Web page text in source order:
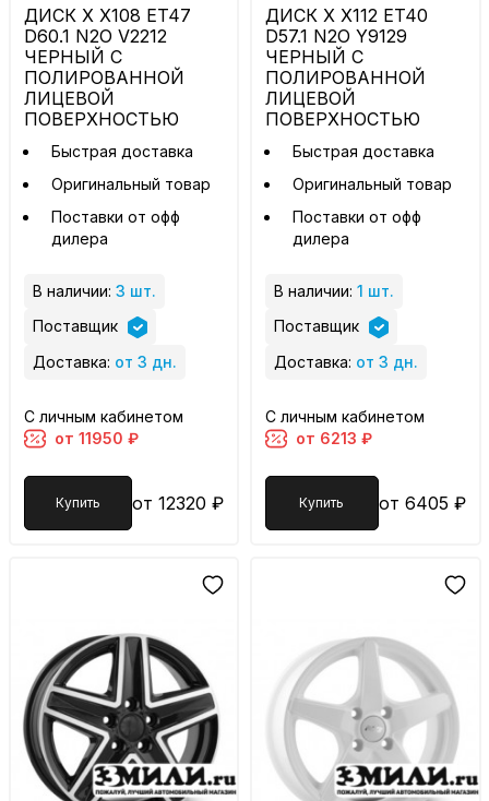
ДИСК X X108 ET47
D60.1 N2O V2212
ЧЕРНЫЙ С
ПОЛИРОВАННОЙ
ЛИЦЕВОЙ
ПОВЕРХНОСТЬЮ
Быстрая доставка
Оригинальный товар
Поставки от офф
дилера
В наличии: 3 шт.
Поставщик
Доставка: от 3 дн.
С личным кабинетом
от 11950 ₽
Купить от 12320 ₽
ДИСК X X112 ET40
D57.1 N2O Y9129
ЧЕРНЫЙ С
ПОЛИРОВАННОЙ
ЛИЦЕВОЙ
ПОВЕРХНОСТЬЮ
Быстрая доставка
Оригинальный товар
Поставки от офф
дилера
В наличии: 1 шт.
Поставщик
Доставка: от 3 дн.
С личным кабинетом
от 6213 ₽
Купить от 6405 ₽